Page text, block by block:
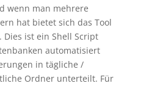
wenn man mehrere
hat bietet sich das Tool
Dies ist ein Shell Script
automatisiert
in tägliche /
Ordner unterteilt. Für